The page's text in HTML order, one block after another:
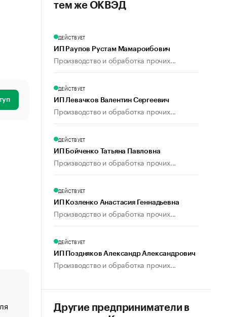
«От спорта тело стареет иначе». Как живет глава
тем же ОКВЭД
ДЕЙСТВУЕТ
ИП Раупов Рустам Мамароибович
Производство и обработка прочих...
ДЕЙСТВУЕТ
ИП Левачков Валентин Сергеевич
Производство и обработка прочих...
ДЕЙСТВУЕТ
ИП Бойченко Татьяна Павловна
Производство и обработка прочих...
ДЕЙСТВУЕТ
ИП Козленко Анастасия Геннадьевна
Производство и обработка прочих...
ДЕЙСТВУЕТ
ИП Поздняков Александр Александрович
Производство и обработка прочих...
Другие предприниматели в